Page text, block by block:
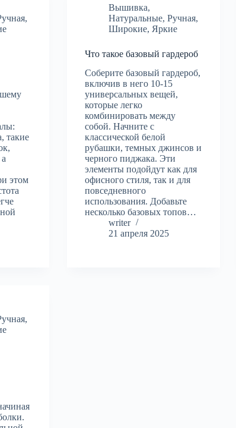
,
такие
этом
Вышивка,
Натуральные,Ручная,
Широкие, Яркие
Что такое базовый гардероб
Соберите базовый гардероб,
включив в него 10-15
универсальных вещей,
которые легко
комбинировать между
собой. Начните с
классической белой
рубашки, темных джинсов и
черного пиджака. Эти
элементы подойдут как для
офисного стиля, так и для
повседневного
использования. Добавьте
несколько базовых топов…
writer
21 апреля 2025
,